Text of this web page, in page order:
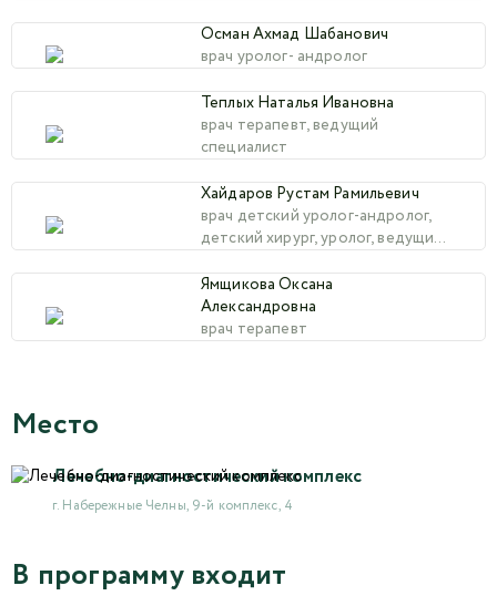
Осман Ахмад Шабанович
врач уролог- андролог
Теплых Наталья Ивановна
врач терапевт, ведущий
специалист
Хайдаров Рустам Рамильевич
врач детский уролог-андролог,
детский хирург, уролог, ведущий
Ямщикова Оксана
Александровна
врач терапевт
Место
Лечебно-диагностический комплекс
г. Набережные Челны, 9-й комплекс, 4
В программу входит